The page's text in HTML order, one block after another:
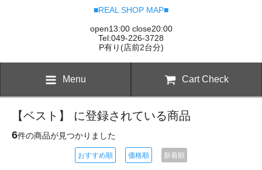
■REAL SHOP MAP■
open13:00 close20:00
Tel:049-226-3728
P有り(店前2台分)
Menu Cart Check
【ベスト】 に登録されている商品
6件の商品が見つかりました
おすすめ順 価格順 新着順